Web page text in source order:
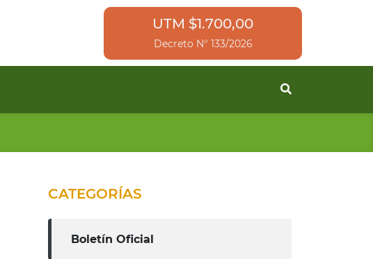
UTM $1.700,00
Decreto N° 133/2026
CATEGORÍAS
Boletín Oficial